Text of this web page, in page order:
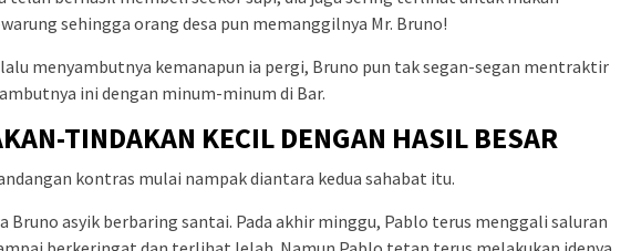
sehingga orang desa pun memanggilnya Mr. Bruno!
menyambutnya kemanapun ia pergi, Bruno pun tak segan-segan mentraktir
ini dengan minum-minum di Bar.
TINDAKAN KECIL DENGAN HASIL BESAR
kontras mulai nampak diantara kedua sahabat itu.
Bruno asyik berbaring santai. Pada akhir minggu, Pablo terus menggali saluran